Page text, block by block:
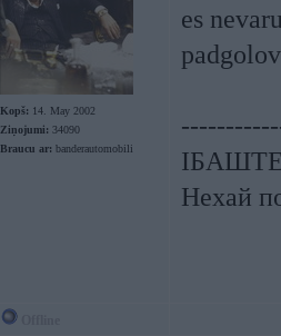
Kopš: 14. May 2002
Ziņojumi: 34090
Braucu ar: banderautomobili
es
Нехай